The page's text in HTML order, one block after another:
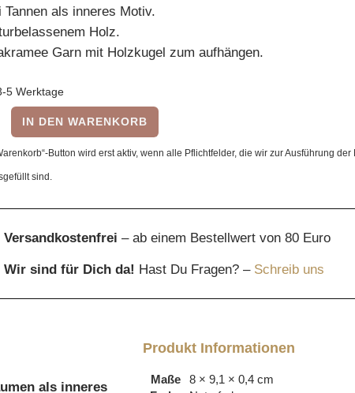
Tannen als inneres Motiv.
Holz.
Garn mit Holzkugel zum aufhängen.
5 Werktage
IN DEN WARENKORB
Button wird erst aktiv, wenn alle Pflichtfelder, die wir zur Ausführung der
sind.
Versandkostenfrei– ab einem Bestellwert von 80 Euro
Wir sind für Dich da! Hast Du Fragen? – Schreib uns
als inneres
Produkt Informationen
Maße
8 × 9,1 × 0,4 cm